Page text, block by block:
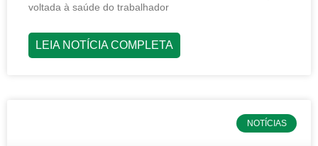
voltada à saúde do trabalhador
LEIA NOTÍCIA COMPLETA
NOTÍCIAS